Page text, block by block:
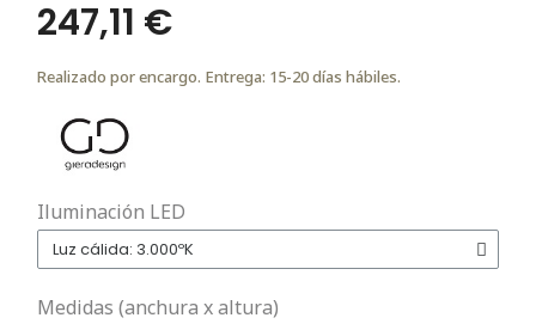
247,11 €
Realizado por encargo. Entrega: 15-20 días hábiles.
Iluminación LED
Medidas (anchura x altura)